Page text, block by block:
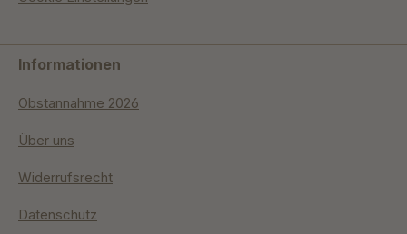
Informationen
Obstannahme 2026
Über uns
Widerrufsrecht
Datenschutz